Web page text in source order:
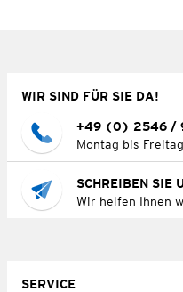
WIR SIND FÜR SIE DA!
+49 (0) 2546 /
Montag bis
SCHREIBEN SIE
Wir helfen Ihnen
SERVICE